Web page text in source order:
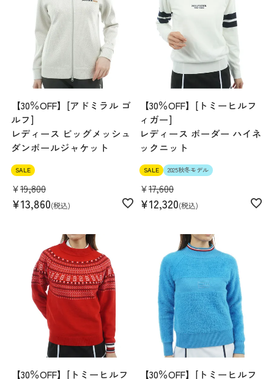
【30％OFF】[アドミラル ゴ
ルフ]
レディース ビッグメッシュ
ダンボールジャケット
SALE
¥19,800
¥13,860 税込
【30％OFF】[トミーヒルフ
ィガー]
レディース ボーダー ハイネ
ックニット
SALE 2025秋冬モデル
¥17,600
¥12,320 税込
【30％OFF】[トミーヒルフ 【30％OFF】[トミーヒルフ